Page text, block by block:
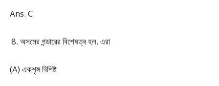
Ans. C
অসমের গন্ডারের বিশেষত্ব হল, এরা
(A) একশৃঙ্গ বিশিষ্ট